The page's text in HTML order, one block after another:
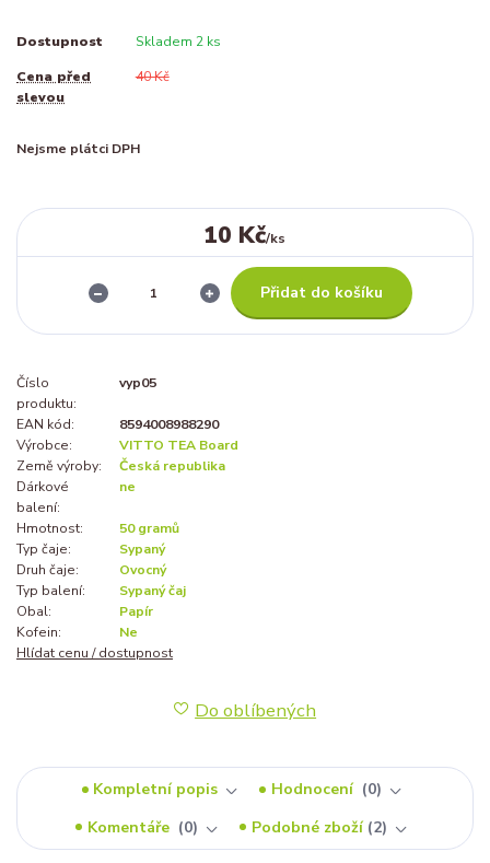
Dostupnost Skladem 2 ks
Cena před
slevou
40 Kč
Nejsme plátci DPH
10 Kč/ks
Přidat do košíku
Číslo
produktu:
vyp05
EAN kód:
8594008988290
Výrobce:
VITTO TEA Board
Země výroby:
Česká republika
Dárkové
balení:
ne
Hmotnost:
50 gramů
Typ čaje:
Sypaný
Druh čaje:
Ovocný
Typ balení:
Sypaný čaj
Obal:
Papír
Kofein:
Ne
Hlídat cenu / dostupnost
Do oblíbených
Kompletní popis Hodnocení
0
Komentáře
0 Podobné zboží 2